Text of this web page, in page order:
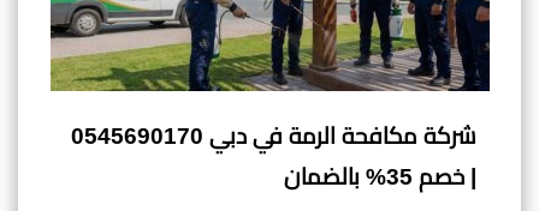
شركة مكافحة الرمة في دبي 0545690170
| خصم 35% بالضمان